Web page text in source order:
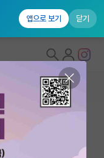
앱으로 보기 닫기